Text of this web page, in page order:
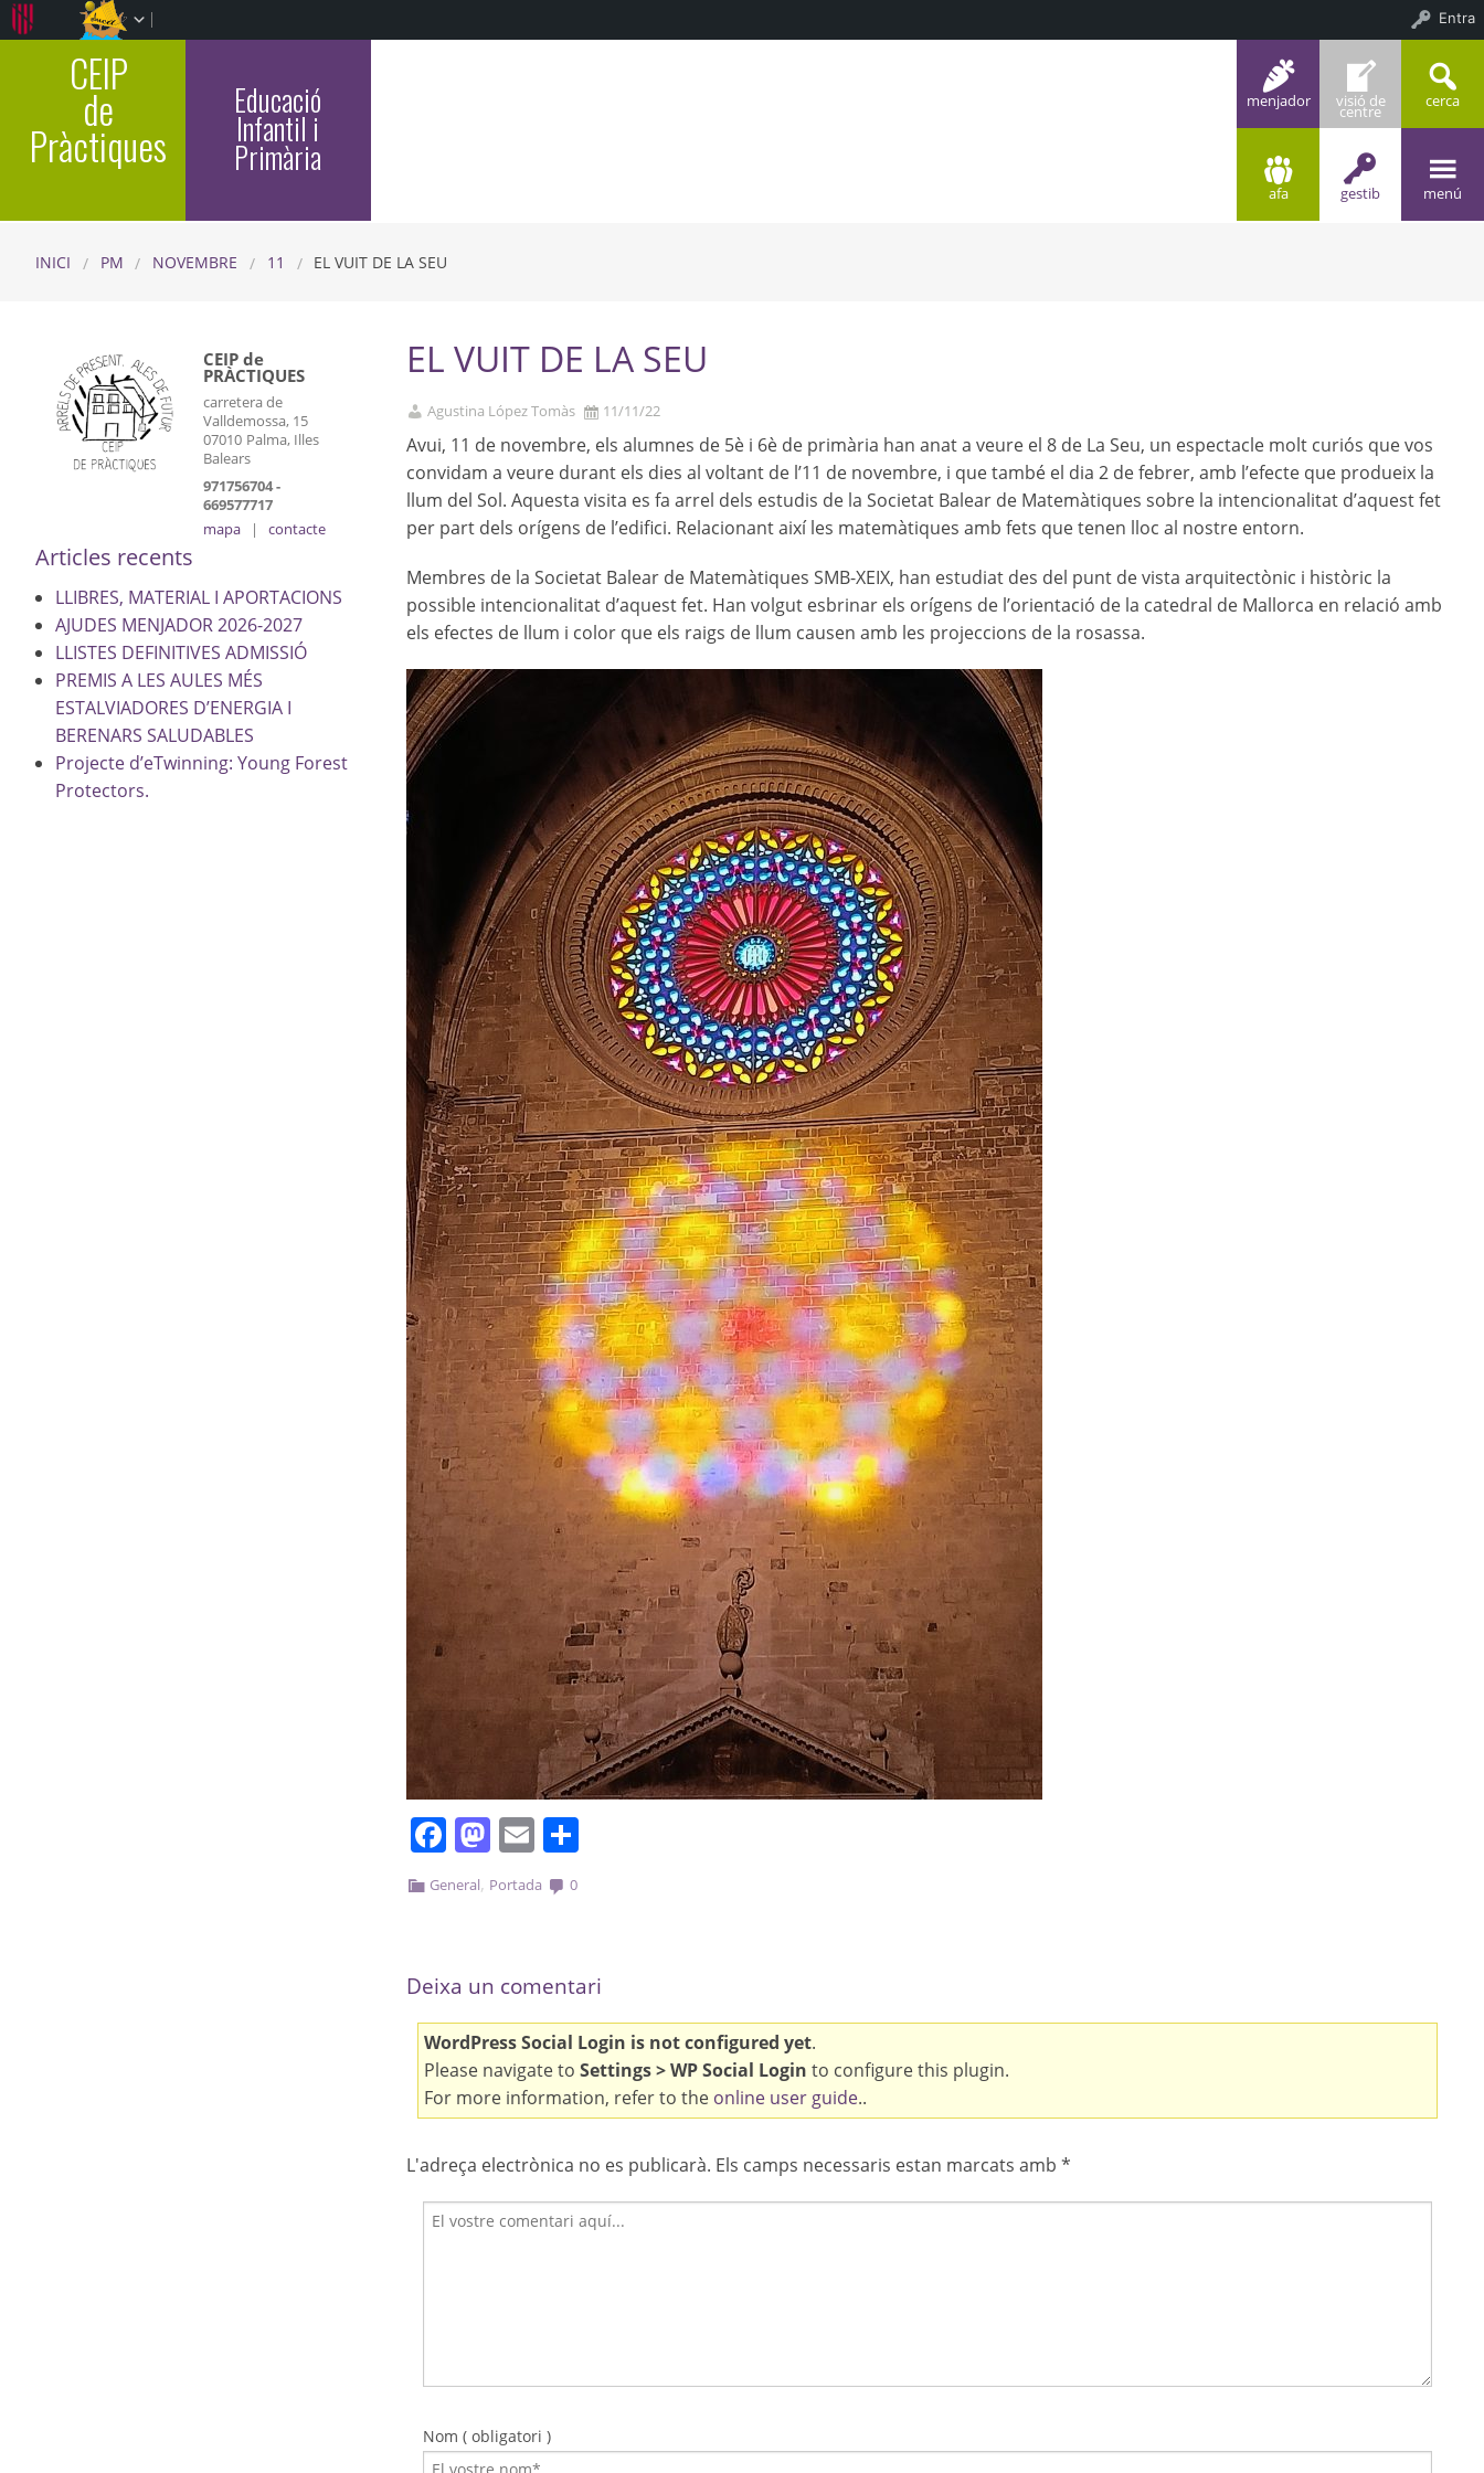
CEIP
de
Pràctiques
Educació
Infantil i
Primària
menjador visió de
centre
cerca
afa gestib menú
INICI PM NOVEMBRE 11 EL VUIT DE LA SEU
EL VUIT DE LA SEU
Agustina López Tomàs 11/11/22
Avui, 11 de novembre, els alumnes de 5è i 6è de primària han anat a veure el 8 de La Seu, un espectacle molt curiós que vos
convidam a veure durant els dies al voltant de l’11 de novembre, i que també el dia 2 de febrer, amb l’efecte que produeix la
llum del Sol. Aquesta visita es fa arrel dels estudis de la Societat Balear de Matemàtiques sobre la intencionalitat d’aquest fet
per part dels orígens de l’edifici. Relacionant així les matemàtiques amb fets que tenen lloc al nostre entorn.
Membres de la Societat Balear de Matemàtiques SMB-XEIX, han estudiat des del punt de vista arquitectònic i històric la
possible intencionalitat d’aquest fet. Han volgut esbrinar els orígens de l’orientació de la catedral de Mallorca en relació amb
els efectes de llum i color que els raigs de llum causen amb les projeccions de la rosassa.
Facebook
Mastodon
Email
General, Portada 0
Deixa un comentari
WordPress Social Login is not configured yet.
Please navigate to Settings > WP Social Login to configure this plugin.
For more information, refer to the online user guide..
L'adreça electrònica no es publicarà. Els camps necessaris estan marcats amb *
Nom ( obligatori )
CEIP de
PRÀCTIQUES
carretera de
Valldemossa, 15
07010 Palma, Illes
Balears
971756704 -
669577717
mapa
| contacte
Articles recents
LLIBRES, MATERIAL I APORTACIONS
AJUDES MENJADOR 2026-2027
LLISTES DEFINITIVES ADMISSIÓ
PREMIS A LES AULES MÉS
ESTALVIADORES D’ENERGIA I
BERENARS SALUDABLES
Projecte d’eTwinning: Young Forest
Protectors.
Entra